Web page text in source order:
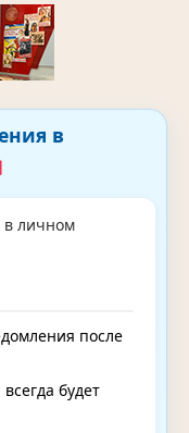
в
в личном
после
будет